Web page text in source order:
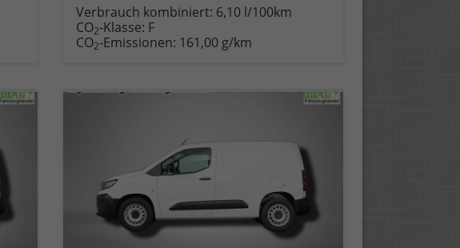
Verbrauch kombiniert: 6,10 l/100km
CO2-Klasse: F
CO2-Emissionen: 161,00 g/km